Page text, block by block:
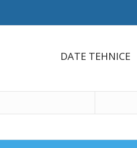
DATE TEHNICE